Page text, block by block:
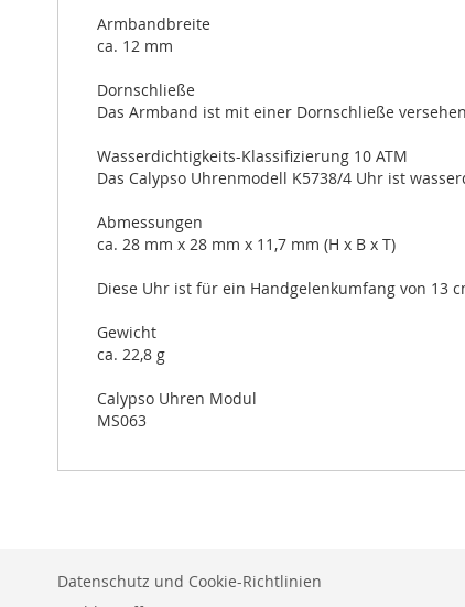
Armbandbreite
ca. 12 mm
Dornschließe
Das Armband ist mit einer Dornschließe
Wasserdichtigkeits-Klassifizierung 10 ATM
Das Calypso Uhrenmodell K5738/4 Uhr ist
Abmessungen
ca. 28 mm x 28 mm x 11,7 mm (H x B x T)
Diese Uhr ist für ein Handgelenkumfang von 13
Gewicht
ca. 22,8 g
Calypso Uhren Modul
MS063
Datenschutz und Cookie-Richtlinien